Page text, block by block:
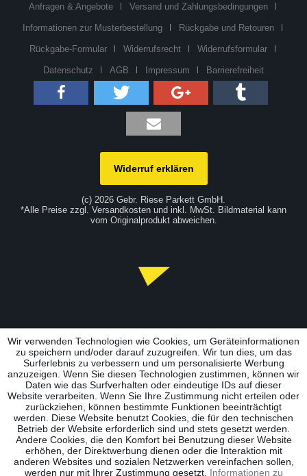
Anfragen & Angebote Versand und Zahlungsbedingungen
Informationen zur Musterbestellung Rückgabe und Retouren
Rückgabe-Formular Widerrufsrecht Widerrufsformular
Datenschutz AGB Impressum Barrierefreiheit
Widerruf erklären
(c) 2026 Gebr. Riese Parkett GmbH.
*Alle Preise zzgl. Versandkosten und inkl. MwSt. Bildmaterial kann
vom Originalprodukt abweichen.
Wir verwenden Technologien wie Cookies, um Geräteinformationen
zu speichern und/oder darauf zuzugreifen. Wir tun dies, um das
Surferlebnis zu verbessern und um personalisierte Werbung
anzuzeigen. Wenn Sie diesen Technologien zustimmen, können wir
Daten wie das Surfverhalten oder eindeutige IDs auf dieser
Website verarbeiten. Wenn Sie Ihre Zustimmung nicht erteilen oder
zurückziehen, können bestimmte Funktionen beeinträchtigt
werden. Diese Website benutzt Cookies, die für den technischen
Betrieb der Website erforderlich sind und stets gesetzt werden.
Andere Cookies, die den Komfort bei Benutzung dieser Website
erhöhen, der Direktwerbung dienen oder die Interaktion mit
anderen Websites und sozialen Netzwerken vereinfachen sollen,
werden nur mit Ihrer Zustimmung gesetzt. Informationen zu